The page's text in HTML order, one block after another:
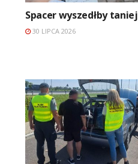
Spacer wyszedłby taniej
30 LIPCA 2026